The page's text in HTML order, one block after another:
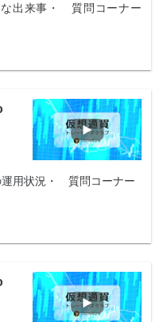
出来事・ 質問コーナー
用状況・ 質問コーナー